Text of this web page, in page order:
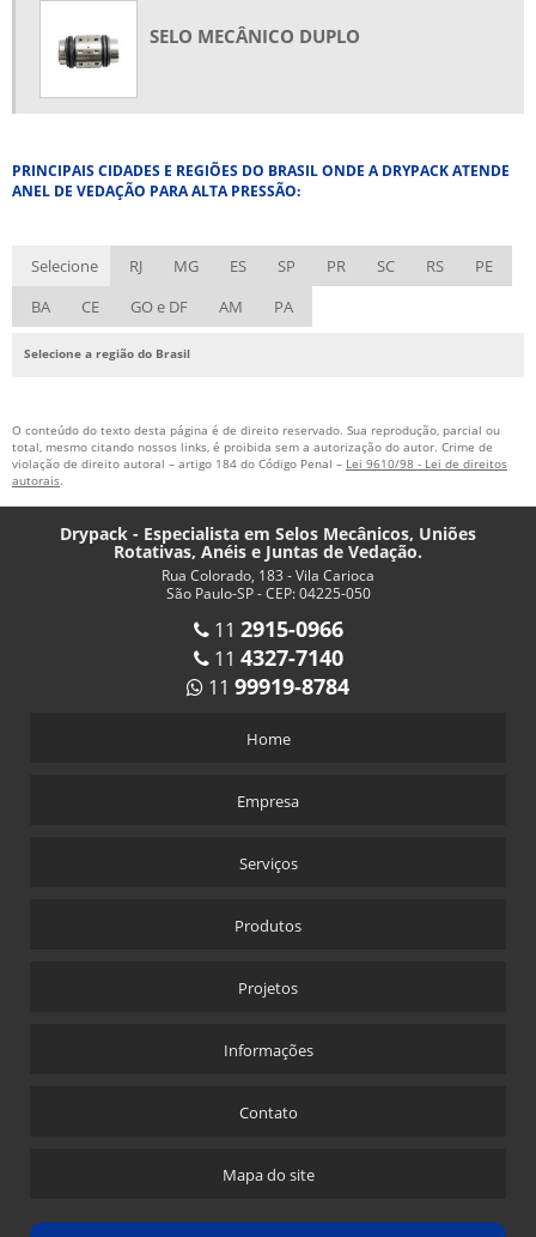
SELO MECÂNICO DUPLO
PRINCIPAIS CIDADES E REGIÕES DO BRASIL ONDE A DRYPACK ATENDE
ANEL DE VEDAÇÃO PARA ALTA PRESSÃO:
Selecione RJ MG ES SP PR SC RS
PE
BA
CE GO e DF AM PA
Selecione a região do Brasil
O conteúdo do texto desta página é de direito reservado. Sua reprodução, parcial ou
total, mesmo citando nossos links, é proibida sem a autorização do autor. Crime de
violação de direito autoral – artigo 184 do Código Penal – Lei 9610/98 - Lei de direitos
autorais.
Drypack - Especialista em Selos Mecânicos, Uniões
Rotativas, Anéis e Juntas de Vedação.
Rua Colorado, 183 - Vila Carioca
São Paulo-SP - CEP: 04225-050
11 2915-0966
11 4327-7140
11 99919-8784
Home
Empresa
Serviços
Produtos
Projetos
Informações
Contato
Mapa do site